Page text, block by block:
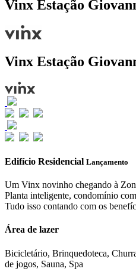
Vinx Estação
Vinx Estação
Edifício Residencial Lançamento
Um Vinx novinho chegando à
Planta inteligente, condomínio
Tudo isso contando com os
Área de lazer
Bicicletário, Brinquedoteca,
de jogos, Sauna, Spa